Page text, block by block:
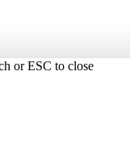
or ESC to close